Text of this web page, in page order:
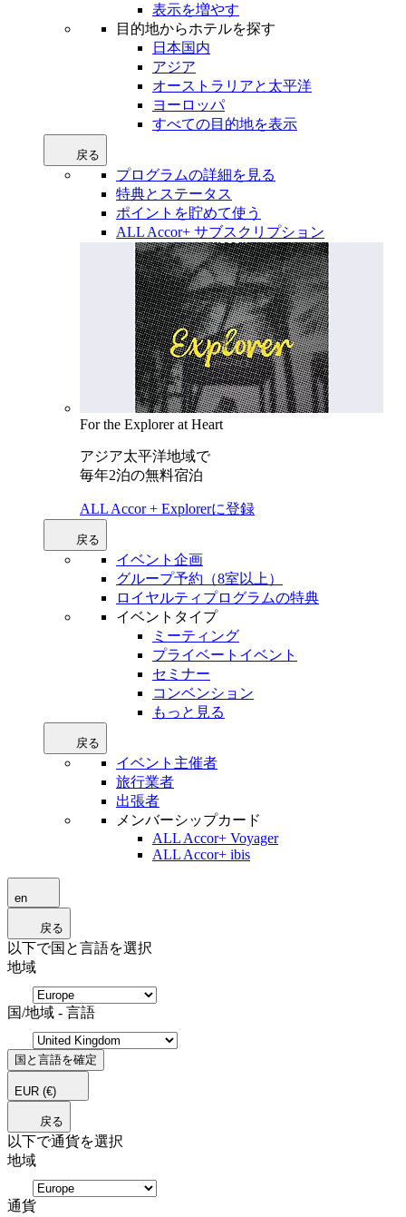
表示を増やす
目的地からホテルを探す
日本国内
アジア
オーストラリアと太平洋
ヨーロッパ
すべての目的地を表示
戻る
プログラムの詳細を見る
特典とステータス
ポイントを貯めて使う
ALL Accor+ サブスクリプション
For the Explorer at Heart
アジア太平洋地域で
毎年2泊の無料宿泊
ALL Accor + Explorerに登録
戻る
イベント企画
グループ予約（8室以上）
ロイヤルティプログラムの特典
イベントタイプ
ミーティング
プライベートイベント
セミナー
コンベンション
もっと見る
戻る
イベント主催者
旅行業者
出張者
メンバーシップカード
ALL Accor+ Voyager
ALL Accor+ ibis
en
戻る
以下で国と言語を選択
地域
国/地域 - 言語
国と言語を確定
EUR (€)
戻る
以下で通貨を選択
地域
通貨